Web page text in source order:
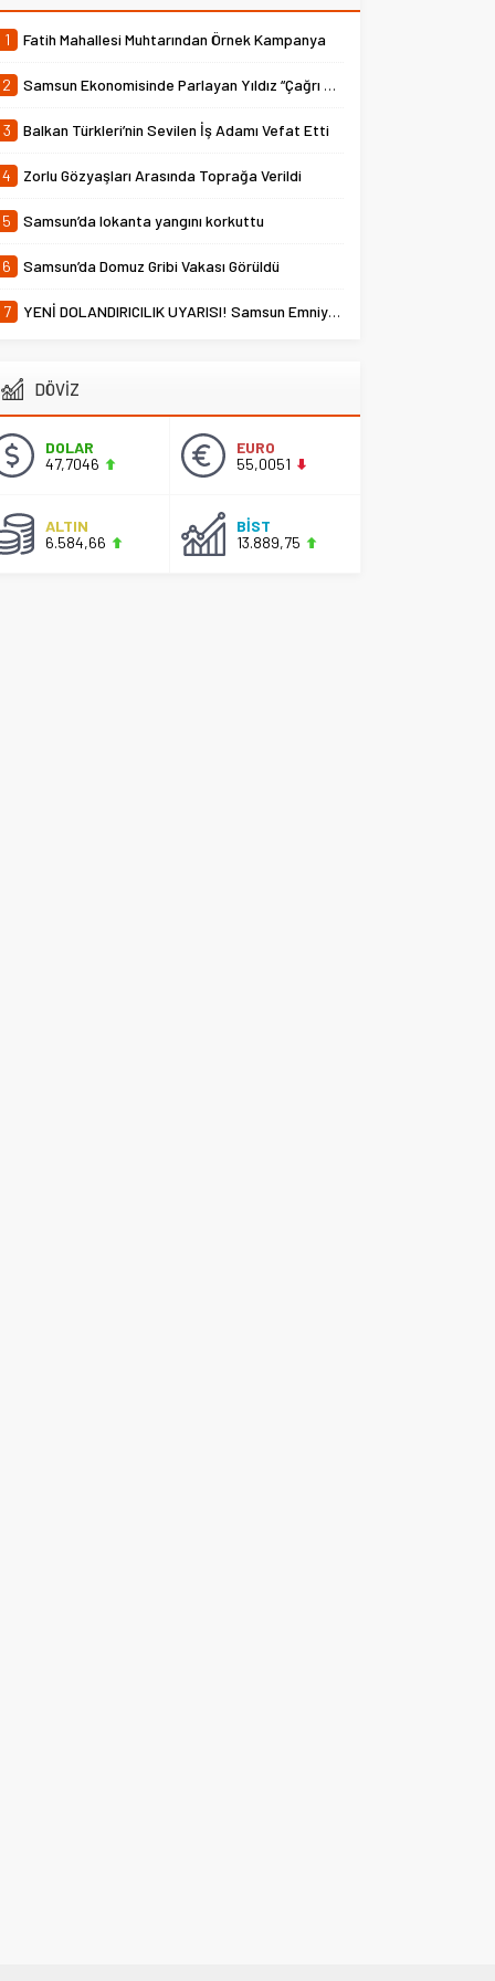
1 Fatih Mahallesi Muhtarından Örnek Kampanya
2 Samsun Ekonomisinde Parlayan Yıldız “Çağrı Temper”
3 Balkan Türkleri’nin Sevilen İş Adamı Vefat Etti
4 Zorlu Gözyaşları Arasında Toprağa Verildi
5 Samsun’da lokanta yangını korkuttu
6 Samsun’da Domuz Gribi Vakası Görüldü
7 YENİ DOLANDIRICILIK UYARISI! Samsun Emniyet Müdürlüğü Uyardı
DÖVİZ
DOLAR
47,7046
EURO
55,0051
ALTIN
6.584,66
BİST
13.889,75